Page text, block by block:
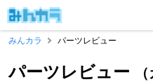
みんカラ
パーツレビュー
パーツレビュー